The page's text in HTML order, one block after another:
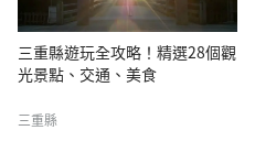
三重縣遊玩全攻略！精選28個觀
光景點、交通、美食
三重縣